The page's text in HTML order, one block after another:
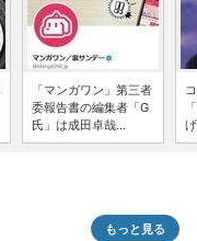
「マンガワン」第三者
委報告書の編集者「G
氏」は成田卓哉...
もっと見る